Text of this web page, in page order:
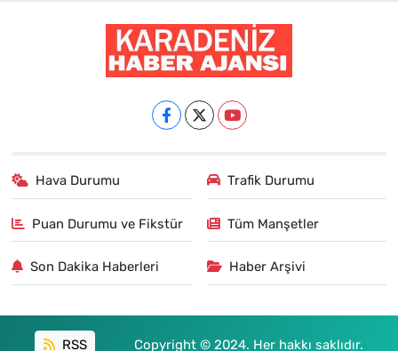
Hava Durumu Trafik Durumu
Puan Durumu ve Fikstür Tüm Manşetler
Son Dakika Haberleri Haber Arşivi
RSS Copyright © 2024. Her hakkı saklıdır.